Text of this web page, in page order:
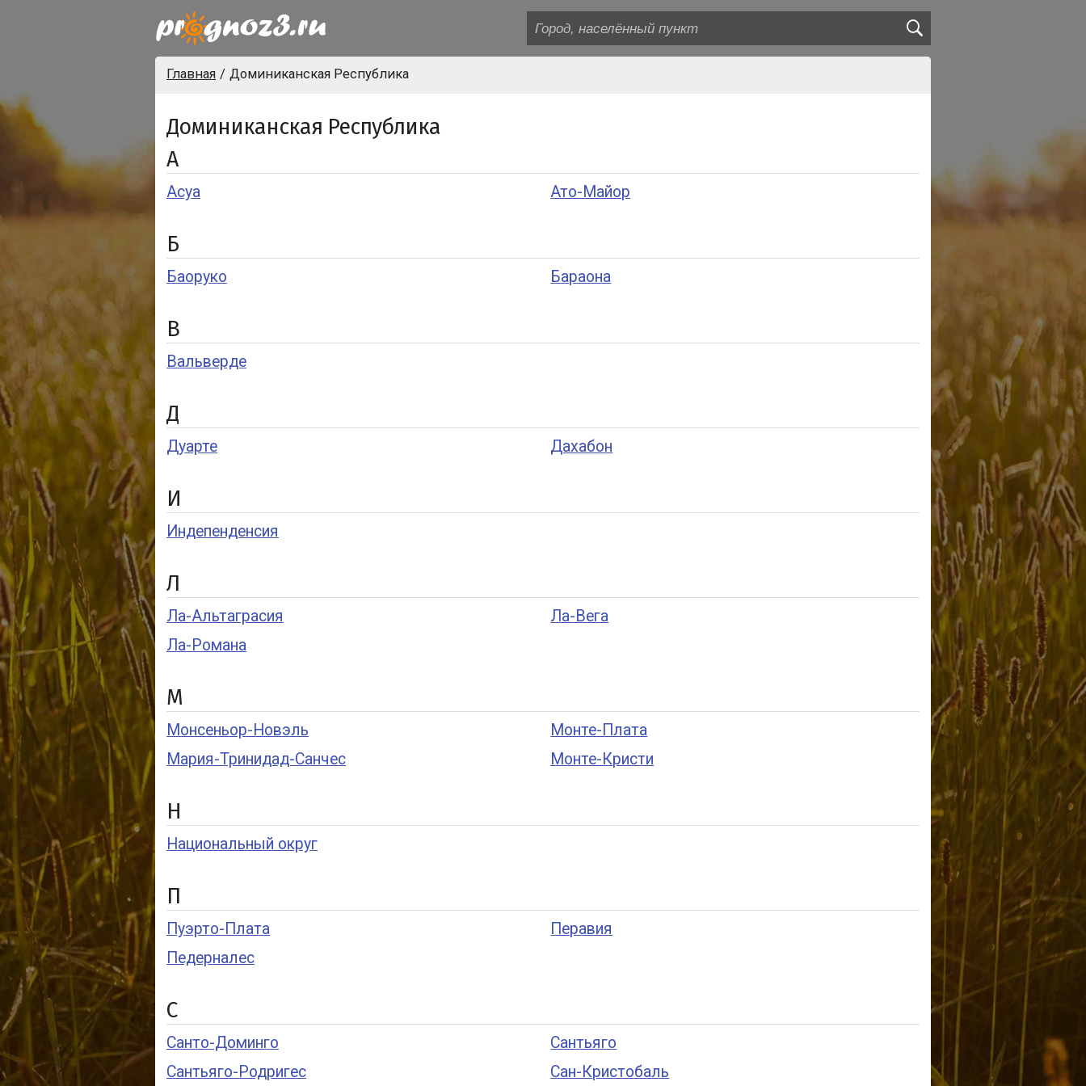
Главная Доминиканская Республика
Доминиканская Республика
А
Асуа Ато-Майор
Б
Баоруко Бараона
В
Вальверде
Д
Дуарте Дахабон
И
Индепенденсия
Л
Ла-Альтаграсия
Ла-Вега
Ла-Романа
М
Монсеньор-Новэль
Монте-Плата
Мария-Тринидад-Санчес
Монте-Кристи
Н
Национальный округ
П
Пуэрто-Плата
Перавия
Педерналес
С
Санто-Доминго
Сантьяго
Сантьяго-Родригес
Сан-Кристобаль